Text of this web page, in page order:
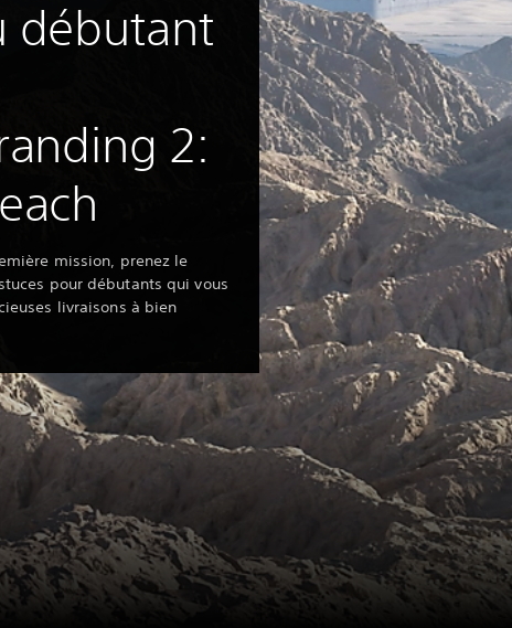
débutant
2:
mission, prenez le
pour débutants qui vous
livraisons à bien